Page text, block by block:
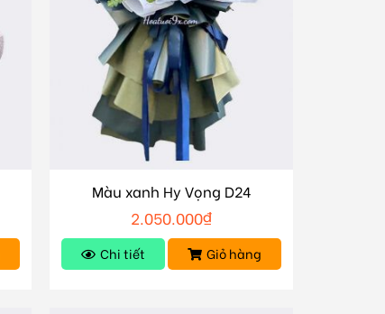
Màu xanh Hy Vọng D24
2.050.000₫
Chi tiết Giỏ hàng